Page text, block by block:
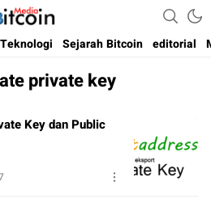
Indonesia
dan Blockchain di Indonesia
Teknologi Sejarah Bitcoin editorial
private key
Key dan Public